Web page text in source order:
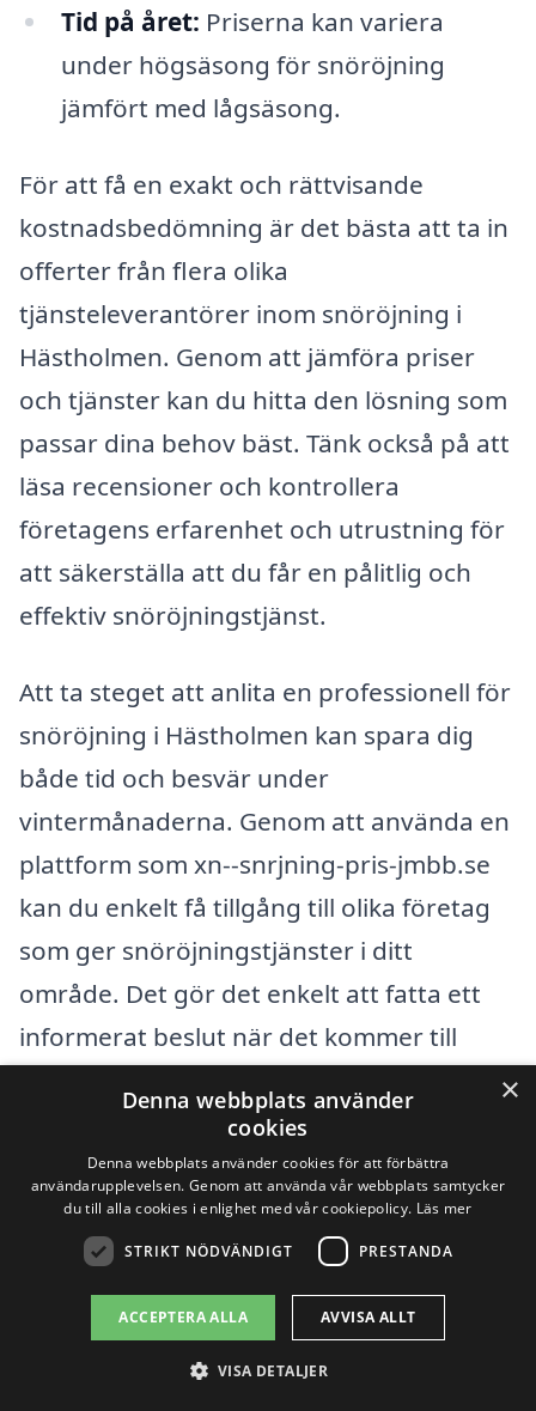
Tid på året: Priserna kan variera
under högsäsong för snöröjning
jämfört med lågsäsong.
För att få en exakt och rättvisande
kostnadsbedömning är det bästa att ta in
offerter från flera olika
tjänsteleverantörer inom snöröjning i
Hästholmen. Genom att jämföra priser
och tjänster kan du hitta den lösning som
passar dina behov bäst. Tänk också på att
läsa recensioner och kontrollera
företagens erfarenhet och utrustning för
att säkerställa att du får en pålitlig och
effektiv snöröjningstjänst.
Att ta steget att anlita en professionell för
snöröjning i Hästholmen kan spara dig
både tid och besvär under
vintermånaderna. Genom att använda en
plattform som xn--snrjning-pris-jmbb.se
kan du enkelt få tillgång till olika företag
som ger snöröjningstjänster i ditt
område. Det gör det enkelt att fatta ett
informerat beslut när det kommer till
Få 3 erbjudanden, gratis och utan
förpliktelser
Sök efter en
professionell för
×
Denna webbplats använder
cookies
Denna webbplats använder cookies för att förbättra
användarupplevelsen. Genom att använda vår webbplats samtycker
du till alla cookies i enlighet med vår cookiepolicy. Läs mer
STRIKT NÖDVÄNDIGT PRESTANDA
ACCEPTERA ALLA AVVISA ALLT
VISA DETALJER